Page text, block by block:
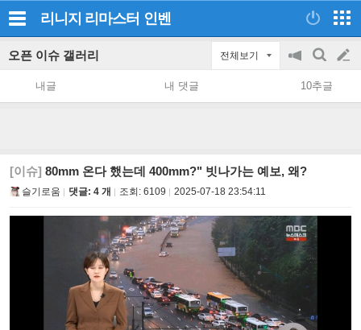
리니지 리마스터 인벤
오픈 이슈 갤러리 전체보기
공
지
on/off
검
색
글
쓰
내글 내 댓글 10추글
[이슈] 80mm 온다 했는데 400mm?" 빗나가는 예보, 왜?
슬기로움 댓글: 4 개 조회: 6109 2025-07-18 23:54:11